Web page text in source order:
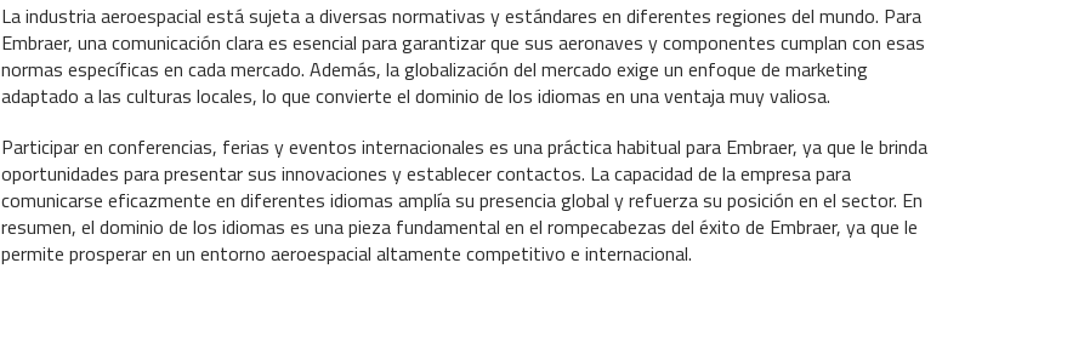
La industria aeroespacial está sujeta a diversas normativas y estándares en diferentes regiones del mundo. Para
Embraer, una comunicación clara es esencial para garantizar que sus aeronaves y componentes cumplan con esas
normas específicas en cada mercado. Además, la globalización del mercado exige un enfoque de marketing
adaptado a las culturas locales, lo que convierte el dominio de los idiomas en una ventaja muy valiosa.
Participar en conferencias, ferias y eventos internacionales es una práctica habitual para Embraer, ya que le brinda
oportunidades para presentar sus innovaciones y establecer contactos. La capacidad de la empresa para
comunicarse eficazmente en diferentes idiomas amplía su presencia global y refuerza su posición en el sector. En
resumen, el dominio de los idiomas es una pieza fundamental en el rompecabezas del éxito de Embraer, ya que le
permite prosperar en un entorno aeroespacial altamente competitivo e internacional.